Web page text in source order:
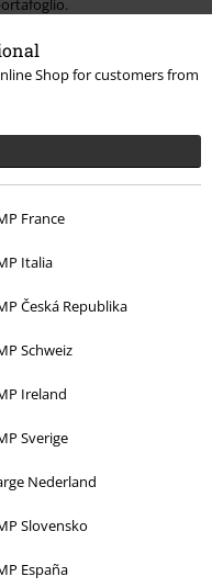
Shop for customers from
France
Italia
Česká Republika
Schweiz
Ireland
Sverige
Nederland
Slovensko
España
clic e ricevi i tuoi prodotti
e ruggisci di gioia con il
EMP e do il
informative periodiche
che i miei dati personali
sulla Privacy
il link di disiscrizione